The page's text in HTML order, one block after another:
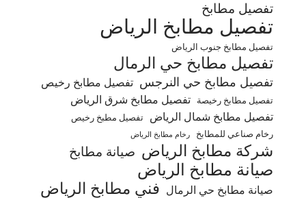
تفصيل مطابخ
تفصيل مطابخ الرياض
تفصيل مطابخ جنوب الرياض
تفصيل مطابخ حي الرمال
تفصيل مطابخ حي النرجس تفصيل مطابخ رخيص
تفصيل مطابخ رخيصة
تفصيل مطابخ شرق الرياض
تفصيل مطابخ شمال الرياض
تفصيل مطبخ رخيص
رخام صناعي للمطابخ
رخام مطابخ الرياض
شركة مطابخ الرياض صيانة مطابخ
صيانة مطابخ الرياض
صيانة مطابخ حي الرمال فني مطابخ الرياض